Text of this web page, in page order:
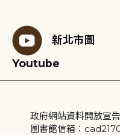
新北市圖
Youtube
政府網站資料開放宣告
圖書館信箱：